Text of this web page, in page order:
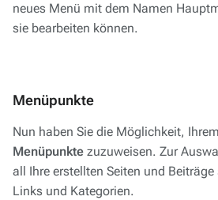
neues Menü mit dem Namen
sie bearbeiten können.
Menüpunkte
Nun haben Sie die Möglichkeit,
Menüpunkte zuzuweisen. Zur
all Ihre erstellten Seiten und
Links und Kategorien.